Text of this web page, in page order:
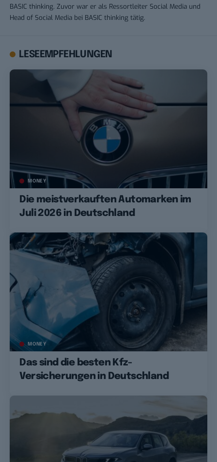
BASIC thinking. Zuvor war er als Ressortleiter Social Media und
Head of Social Media bei BASIC thinking tätig.
LESEEMPFEHLUNGEN
MONEY
Die meistverkauften Automarken im
Juli 2026 in Deutschland
MONEY
Das sind die besten Kfz-
Versicherungen in Deutschland